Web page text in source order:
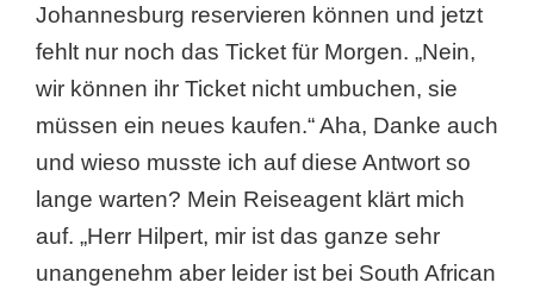
Johannesburg reservieren können und jetzt
fehlt nur noch das Ticket für Morgen. „Nein,
wir können ihr Ticket nicht umbuchen, sie
müssen ein neues kaufen.“ Aha, Danke auch
und wieso musste ich auf diese Antwort so
lange warten? Mein Reiseagent klärt mich
auf. „Herr Hilpert, mir ist das ganze sehr
unangenehm aber leider ist bei South African